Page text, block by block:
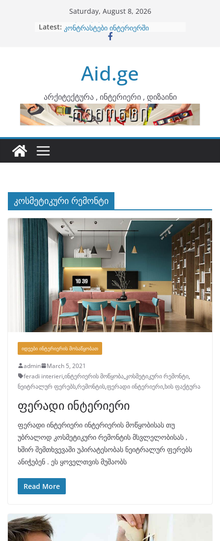
Saturday, August 8, 2026
Latest: ბინების გაერთიანება
კონტრასტები ინტერიერში
ინტერიერის დიზიანი
არტემიდი წარმოგიდგენთ
Aid.ge
არქიტექტურა , ინტერიერი , დიზაინი
კოსმეტიკური რემონტი
ᲘᲓᲔᲔᲑᲘ ᲘᲜᲢᲔᲠᲘᲔᲠᲘᲡ ᲛᲝᲡᲐᲬᲧᲝᲑᲐᲗ
admin
March 5, 2021
feradi interieri,ინტერიერის მოწყობა,კოსმეტიკური რემონტი,
ნეიტრალურ ფერებს,რემონტის,ფერადი ინტერიერი,ხის ფაქტურა
ფერადი ინტერიერი
ფერადი ინტერიერი ინტერიერის მოწყობისას თუ
უბრალოდ კოსმეტიკური რემონტის მსვლელობისას ,
ხშირ შემთხვევაში უპირატესობას ნეიტრალურ ფერებს
ანიჭებენ . ეს ყოველთვის მუშაობს
Read More